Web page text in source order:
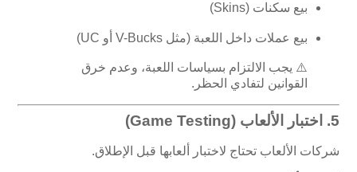
بيع سكنات (Skins)
بيع عملات داخل اللعبة (مثل V-Bucks أو UC)
⚠️ يجب الالتزام بسياسات اللعبة، وعدم خرق
القوانين لتفادي الحظر.
5. اختبار الألعاب (Game Testing)
شركات الألعاب تحتاج لاختبار ألعابها قبل الإطلاق.